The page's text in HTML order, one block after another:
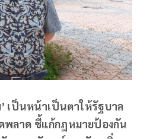
เป็นหน้าเป็นตาให้รัฐบาล
พลาด ชี้แก้กฎหมายป้องกัน